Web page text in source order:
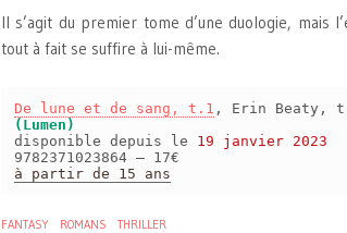
Il s’agit du premier tome d’une duologie, mais
tout à fait se suffire à lui-même.
De lune et de sang, t.1 , Erin Beaty,
(Lumen)
disponible depuis le 19 janvier 2023
9782371023864 – 17€
à partir de 15 ans
FANTASY ROMANS
THRILLER